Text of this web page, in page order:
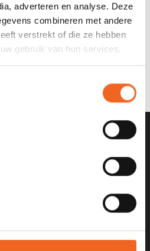
adverteren en analyse. Deze
combineren met andere
verstrekt of die ze hebben
gebruik van hun services.
ARJAN BLOEM